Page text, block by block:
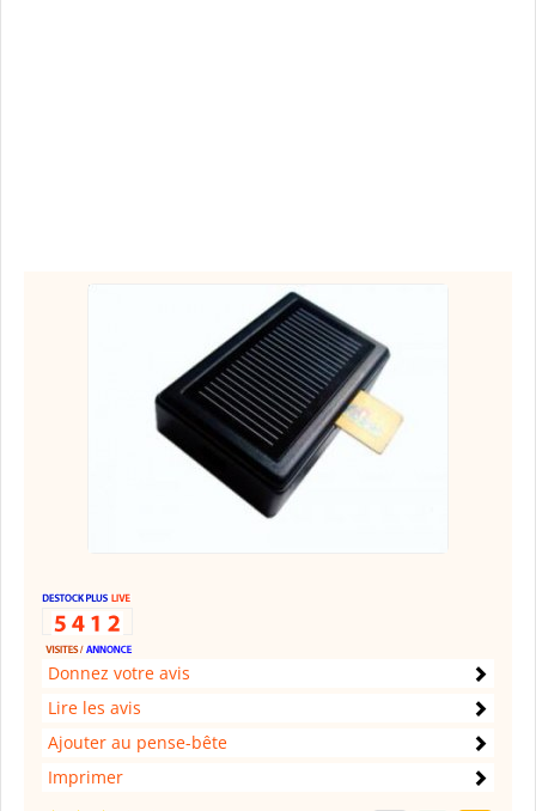
Donnez votre avis
Lire les avis
Ajouter au pense-bête
Imprimer